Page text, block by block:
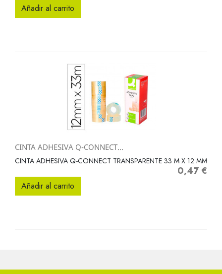
Añadir al carrito
CINTA ADHESIVA Q-CONNECT...
CINTA ADHESIVA Q-CONNECT TRANSPARENTE 33 M X 12 MM
Precio
0,47 €
Añadir al carrito